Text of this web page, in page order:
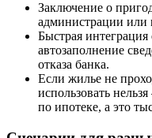
Заключение о
администрации или
Быстрая
автозаполнение
отказа банка.
Если жилье не
использовать
по ипотеке, а это